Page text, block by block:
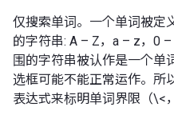
仅搜索单词。一个单词被定
的字符串: A – Z，a – z，0
围的字符串被认作是一个单
选框可能不能正常运作。所
表达式来标明单词界限（\<